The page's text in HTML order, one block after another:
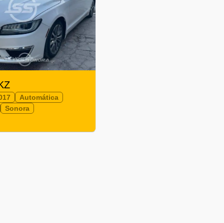
Automática
Sonora